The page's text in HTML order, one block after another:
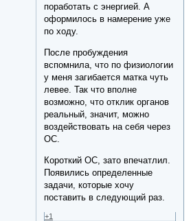
поработать с энергией. А
оформилось в намерение уже
по ходу.
После пробуждения
вспомнила, что по физиологии
у меня загибается матка чуть
левее. Так что вполне
возможно, что отклик органов
реальный, значит, можно
воздействовать на себя через
ОС.
Короткий ОС, зато впечатлил.
Появились определенные
задачи, которые хочу
поставить в следующий раз.
+1